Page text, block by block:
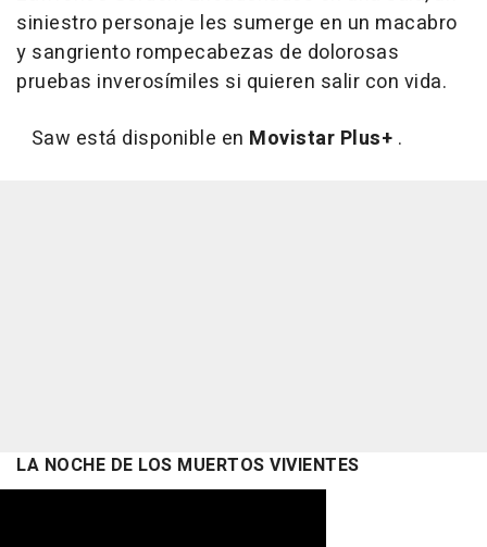
siniestro personaje les sumerge en un macabro
y sangriento rompecabezas de dolorosas
pruebas inverosímiles si quieren salir con vida.
Saw está disponible en Movistar Plus+ .
LA NOCHE DE LOS MUERTOS VIVIENTES